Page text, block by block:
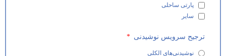
پارتی ساحلی
سایر
ترجیح سرویس نوشیدنی
نوشیدنی‌های الکلی